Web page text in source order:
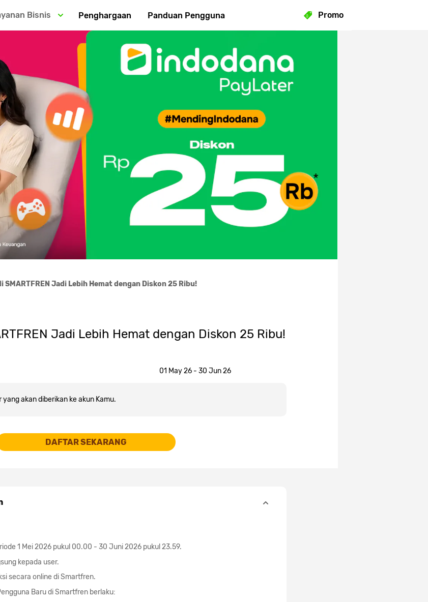
Bisnis Penghargaan Panduan Pengguna Promo
SMARTFREN Jadi Lebih Hemat dengan Diskon 25 Ribu!
Jadi Lebih Hemat dengan Diskon 25 Ribu!
01 May 26 - 30 Jun 26
akan diberikan ke akun Kamu.
DAFTAR SEKARANG
1 Mei 2026 pukul 00.00 - 30 Juni 2026 pukul 23.59.
kepada user.
secara online di Smartfren.
Baru di Smartfren berlaku: